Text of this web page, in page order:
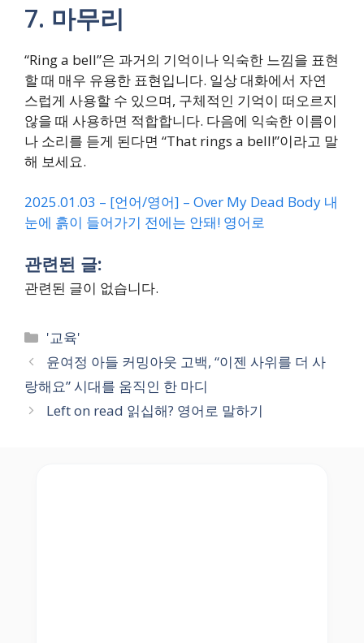
7. 마무리
“Ring a bell”은 과거의 기억이나 익숙한 느낌을 표현
할 때 매우 유용한 표현입니다. 일상 대화에서 자연
스럽게 사용할 수 있으며, 구체적인 기억이 떠오르지
않을 때 사용하면 적합합니다. 다음에 익숙한 이름이
나 소리를 듣게 된다면 “That rings a bell!”이라고 말
해 보세요.
2025.01.03 – [언어/영어] – Over My Dead Body 내
눈에 흙이 들어가기 전에는 안돼! 영어로
관련된 글:
관련된 글이 없습니다.
Categories
'교육'
윤여정 아들 커밍아웃 고백, “이젠 사위를 더 사
랑해요” 시대를 움직인 한 마디
Left on read 읽십해? 영어로 말하기